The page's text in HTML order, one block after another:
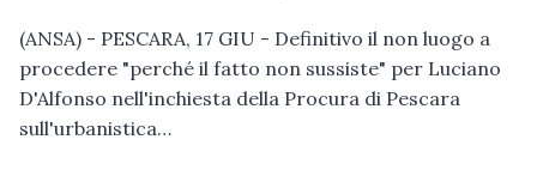
(ANSA) - PESCARA, 17 GIU - Definitivo il non luogo a
procedere "perché il fatto non sussiste" per Luciano
D'Alfonso nell'inchiesta della Procura di Pescara
sull'urbanistica…